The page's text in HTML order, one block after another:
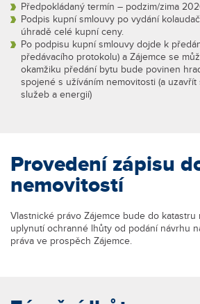
Předpokládaný termín – podzim/zima
Podpis kupní smlouvy po vydání
úhradě celé kupní ceny.
Po podpisu kupní smlouvy dojde k
předávacího protokolu) a Zájemce se
okamžiku předání bytu bude povinen
spojené s užíváním nemovitosti (a
služeb a energií)
Provedení zápisu
nemovitostí
Vlastnické právo Zájemce bude do
uplynutí ochranné lhůty od podání návrhu
práva ve prospěch Zájemce.